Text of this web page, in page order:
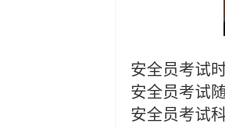
安全员考试
安全员考试
安全员考试